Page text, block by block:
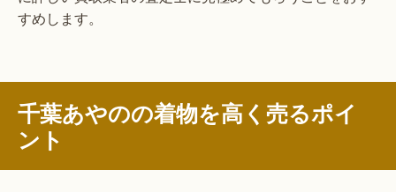
すめします。
千葉あやのの着物を高く売るポイ
ント